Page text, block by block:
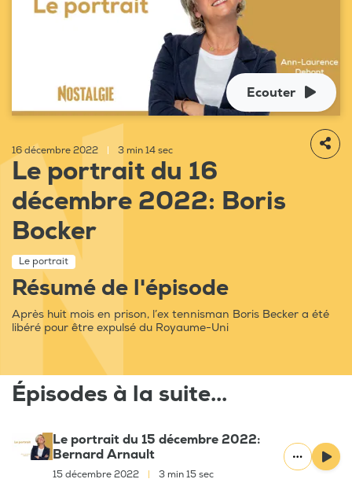
Ecouter
16 décembre 2022 3 min 14 sec
Le portrait du 16
décembre 2022: Boris
Bocker
Le portrait
Résumé de l'épisode
Après huit mois en prison, l’ex tennisman Boris Becker a été
libéré pour être expulsé du Royaume-Uni
Épisodes à la suite...
Le portrait du 15 décembre 2022:
Bernard Arnault
15 décembre 2022 3 min 15 sec